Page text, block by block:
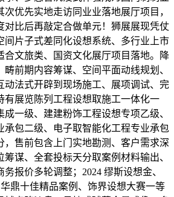
优先实地走访同业业落地展厅项目，
对比后再敲定合做单元！狮展展现凭仗
间片子式差同化设想系统、多行业上市
合文旅类、国资文化展厅项目落地。降
前期内容筹谋、空间平面动线规划、
动法式开辟到现场施工、展项调试、完
有展览陈列工程设想取施工一体化一
一级、建建粉饰工程设想专项乙级、
承包二级、电子取智能化工程专业承包
，售前包含上门实地勘测、客户需求深
谋、全套投标天分取案例材料输出、
报价多轮调整；2024 缪斯设想金、
鼎十佳精品案例、饰界设想大赛一等